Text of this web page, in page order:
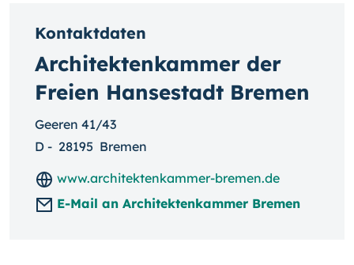
Kontaktdaten
Architektenkammer der
Freien Hansestadt Bremen
Geeren 41/43
D - 28195 Bremen
www.architektenkammer-bremen.de
E-Mail an Architektenkammer Bremen